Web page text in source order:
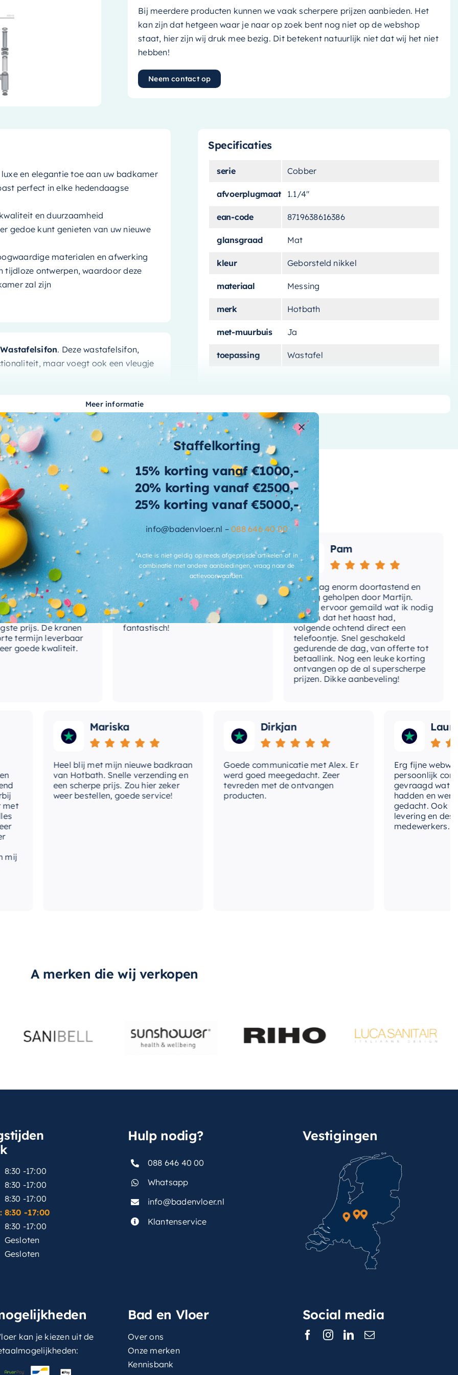
Bij meerdere producten kunnen we vaak scherpere prijzen aanbieden. Het
kan zijn dat hetgeen waar je naar op zoek bent nog niet op de webshop
staat, hier zijn wij druk mee bezig. Dit betekent natuurlijk niet dat wij het niet
hebben!
Neem contact op
en elegantie toe aan uw badkamer
perfect in elke hedendaagse
en duurzaamheid
gedoe kunt genieten van uw nieuwe
materialen en afwerking
tijdloze ontwerpen, waardoor deze
zal zijn
. Deze wastafelsifon,
maar voegt ook een vleugje
modern en strak ontwerp dat
gaat niet alleen om de looks. De
bekend staat om zijn kwaliteit en
dat niet alleen goed oogt, maar
met gebruiksgemak in
zonder gedoe kunt genieten van uw
van een cent dankzij de
uw badkamer met een product dat
Specificaties
serie Cobber
afvoerplugmaat 1.1/4"
ean-code 8719638616386
glansgraad Mat
kleur Geborsteld nikkel
materiaal Messing
merk Hotbath
met-muurbuis Ja
toepassing Wastafel
Meer informatie
Wat andere over ons zeggen
besteld bij
online de
en Bad en Vloer
prijs. De kranen
leverbaar
kwaliteit.
Mary
Hele snelle afhandeling en jullie
hebben mij zelfs nog gebeld omdat
ik het adres niet volledig had
doorgegeven. Werkelijk
fantastisch!
Pam
Vandaag enorm doortastend en
prettig geholpen door Martijn.
Avond ervoor gemaild wat ik nodig
had en dat het haast had,
volgende ochtend direct een
telefoontje. Snel geschakeld
gedurende de dag, van offerte tot
betaallink. Nog een leuke korting
ontvangen op de al superscherpe
prijzen. Dikke aanbeveling!
Mariska
Heel blij met mijn nieuwe badkraan
van Hotbath. Snelle verzending en
een scherpe prijs. Zou hier zeker
weer bestellen, goede service!
Dirkjan
Goede communicatie met Alex. Er
werd goed meegedacht. Zeer
tevreden met de ontvangen
producten.
Laura
Erg fijne
persoonlijk contact
gevraagd wat we
hadden en werd
gedacht. Ook in de
levering en
medewerkers. Wij
A merken die wij verkopen
8:30 -17:00
8:30 -17:00
8:30 -17:00
8:30 -17:00
8:30 -17:00
Gesloten
Gesloten
Hulp nodig?
088 646 40 00
Whatsapp
info@badenvloer.nl
Klantenservice
Vestigingen
kan je kiezen uit de
Bad en Vloer
Over ons
Onze merken
Kennisbank
Social media
Staffelkorting
15% korting vanaf €1000,-
20% korting vanaf €2500,-
25% korting vanaf €5000,-
info@badenvloer.nl –088 646 40 00
*Actie is niet geldig op reeds afgeprijsde artikelen of in
combinatie met andere aanbiedingen, vraag naar de
actievoorwaarden.